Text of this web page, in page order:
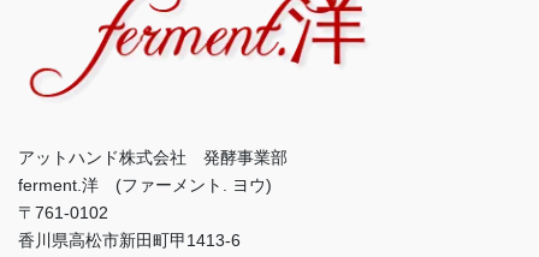
アットハンド株式会社 発酵事業部
ferment.洋 (ファーメント. ヨウ)
〒761-0102
香川県高松市新田町甲1413-6